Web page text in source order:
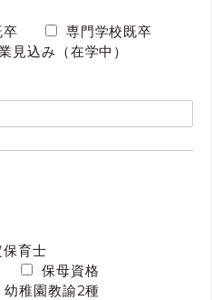
卒
専門学校既卒
見込み（在学中）
育士
保母資格
幼稚園教諭2種